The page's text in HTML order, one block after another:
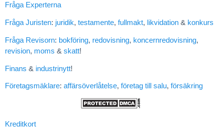
Fråga Experterna
Fråga Juristen: juridik, testamente, fullmakt, likvidation & konkurs
Fråga Revisorn: bokföring, redovisning, koncernredovisning,
revision, moms & skatt!
Finans & industrinytt!
Företagsmäklare: affärsöverlåtelse, företag till salu, försäkring
Kreditkort